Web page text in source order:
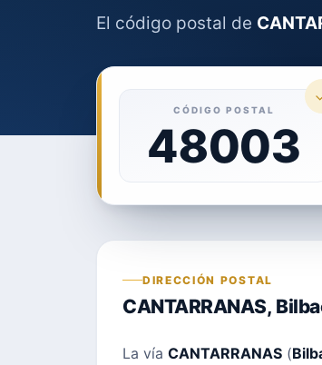
El código postal de
CÓDIGO POSTAL
48003
DIRECCIÓN POSTAL
CANTARRANAS,
La vía CANTARRANAS (